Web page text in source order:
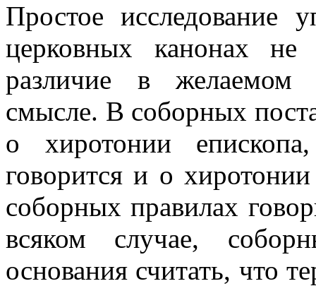
Простое исследование
церковных канонах не
различие в желаемом
смысле. В соборных
о хиротонии
говорится и о
соборных правилах
всяком случае,
основания считать, что